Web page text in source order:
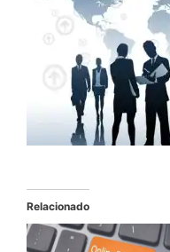
Relacionado